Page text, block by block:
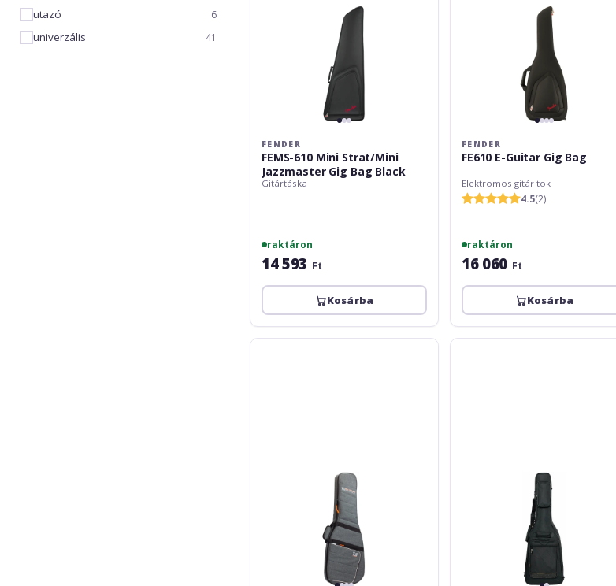
utazó 6
univerzális 41
FENDER
FEMS-610 Mini Strat/Mini
Jazzmaster Gig Bag Black
Gitártáska
raktáron
14 593 Ft
Kosárba
FENDER
FE610 E-Guitar Gig Bag
Elektromos gitár tok
4.5(2)
raktáron
16 060 Ft
Kosárba
TGI
RockBag